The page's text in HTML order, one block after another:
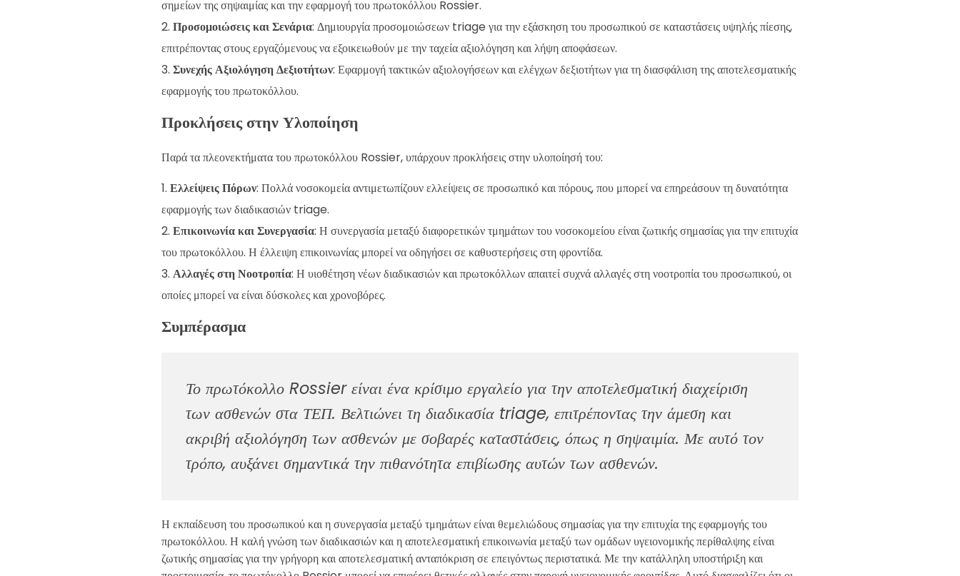
σημείων της σηψαιμίας και την εφαρμογή του πρωτοκόλλου Rossier.
Προσομοιώσεις και Σενάρια: Δημιουργία προσομοιώσεων triage για την εξάσκηση του προσωπικού σε καταστάσεις υψηλής πίεσης,
επιτρέποντας στους εργαζόμενους να εξοικειωθούν με την ταχεία αξιολόγηση και λήψη αποφάσεων.
Συνεχής Αξιολόγηση Δεξιοτήτων: Εφαρμογή τακτικών αξιολογήσεων και ελέγχων δεξιοτήτων για τη διασφάλιση της αποτελεσματικής
εφαρμογής του πρωτοκόλλου.
Προκλήσεις στην Υλοποίηση
Παρά τα πλεονεκτήματα του πρωτοκόλλου Rossier, υπάρχουν προκλήσεις στην υλοποίησή του:
Ελλείψεις Πόρων: Πολλά νοσοκομεία αντιμετωπίζουν ελλείψεις σε προσωπικό και πόρους, που μπορεί να επηρεάσουν τη δυνατότητα
εφαρμογής των διαδικασιών triage.
Επικοινωνία και Συνεργασία: Η συνεργασία μεταξύ διαφορετικών τμημάτων του νοσοκομείου είναι ζωτικής σημασίας για την επιτυχία
του πρωτοκόλλου. Η έλλειψη επικοινωνίας μπορεί να οδηγήσει σε καθυστερήσεις στη φροντίδα.
Αλλαγές στη Νοοτροπία: Η υιοθέτηση νέων διαδικασιών και πρωτοκόλλων απαιτεί συχνά αλλαγές στη νοοτροπία του προσωπικού, οι
οποίες μπορεί να είναι δύσκολες και χρονοβόρες.
Συμπέρασμα
Το πρωτόκολλο Rossier είναι ένα κρίσιμο εργαλείο για την αποτελεσματική διαχείριση
των ασθενών στα ΤΕΠ. Βελτιώνει τη διαδικασία triage, επιτρέποντας την άμεση και
ακριβή αξιολόγηση των ασθενών με σοβαρές καταστάσεις, όπως η σηψαιμία. Με αυτό τον
τρόπο, αυξάνει σημαντικά την πιθανότητα επιβίωσης αυτών των ασθενών.
Η εκπαίδευση του προσωπικού και η συνεργασία μεταξύ τμημάτων είναι θεμελιώδους σημασίας για την επιτυχία της εφαρμογής του
πρωτοκόλλου. Η καλή γνώση των διαδικασιών και η αποτελεσματική επικοινωνία μεταξύ των ομάδων υγειονομικής περίθαλψης είναι
ζωτικής σημασίας για την γρήγορη και αποτελεσματική ανταπόκριση σε επειγόντως περιστατικά. Με την κατάλληλη υποστήριξη και